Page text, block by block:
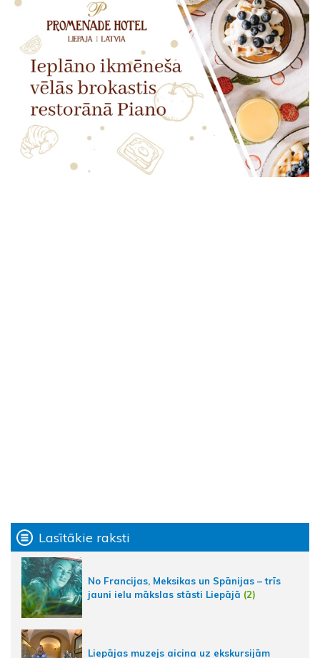
Lasītākie raksti
No Francijas, Meksikas un Spānijas – trīs
jauni ielu mākslas stāsti Liepājā (2)
Liepājas muzejs aicina uz ekskursijām